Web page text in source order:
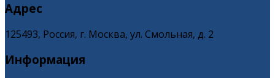
Адрес
125493, Россия, г. Москва, ул. Смольная, д. 2
Информация